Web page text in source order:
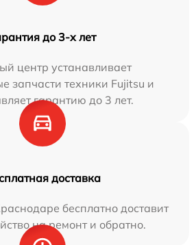
до 3-х лет
центр устанавливает
запчасти техники Fujitsu и
гарантию до 3 лет.
доставка
бесплатно доставит
на ремонт и обратно.